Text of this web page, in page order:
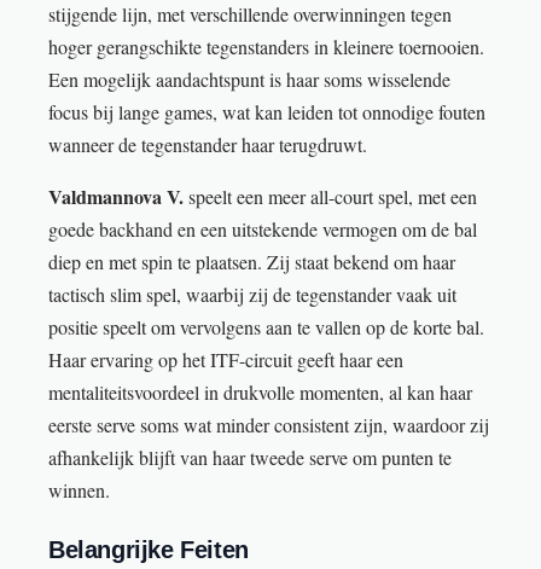
stijgende lijn, met verschillende overwinningen tegen
hoger gerangschikte tegenstanders in kleinere toernooien.
Een mogelijk aandachtspunt is haar soms wisselende
focus bij lange games, wat kan leiden tot onnodige fouten
wanneer de tegenstander haar terugdruwt.
Valdmannova V.speelt een meer all-court spel, met een
goede backhand en een uitstekende vermogen om de bal
diep en met spin te plaatsen. Zij staat bekend om haar
tactisch slim spel, waarbij zij de tegenstander vaak uit
positie speelt om vervolgens aan te vallen op de korte bal.
Haar ervaring op het ITF-circuit geeft haar een
mentaliteitsvoordeel in drukvolle momenten, al kan haar
eerste serve soms wat minder consistent zijn, waardoor zij
afhankelijk blijft van haar tweede serve om punten te
winnen.
Belangrijke Feiten